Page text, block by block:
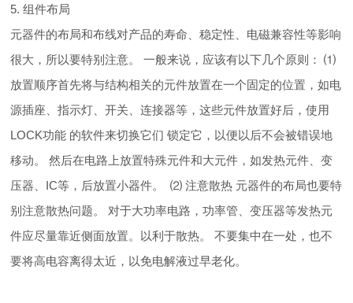
5. 组件布局
元器件的布局和布线对产品的寿命、稳定性、电磁兼容性等影响
很大，所以要特别注意。 一般来说，应该有以下几个原则： ⑴
放置顺序首先将与结构相关的元件放置在一个固定的位置，如电
源插座、指示灯、开关、连接器等，这些元件放置好后，使用
LOCK功能 的软件来切换它们 锁定它，以便以后不会被错误地
移动。 然后在电路上放置特殊元件和大元件，如发热元件、变
压器、IC等，后放置小器件。 ⑵ 注意散热 元器件的布局也要特
别注意散热问题。 对于大功率电路，功率管、变压器等发热元
件应尽量靠近侧面放置。以利于散热。 不要集中在一处，也不
要将高电容离得太近，以免电解液过早老化。